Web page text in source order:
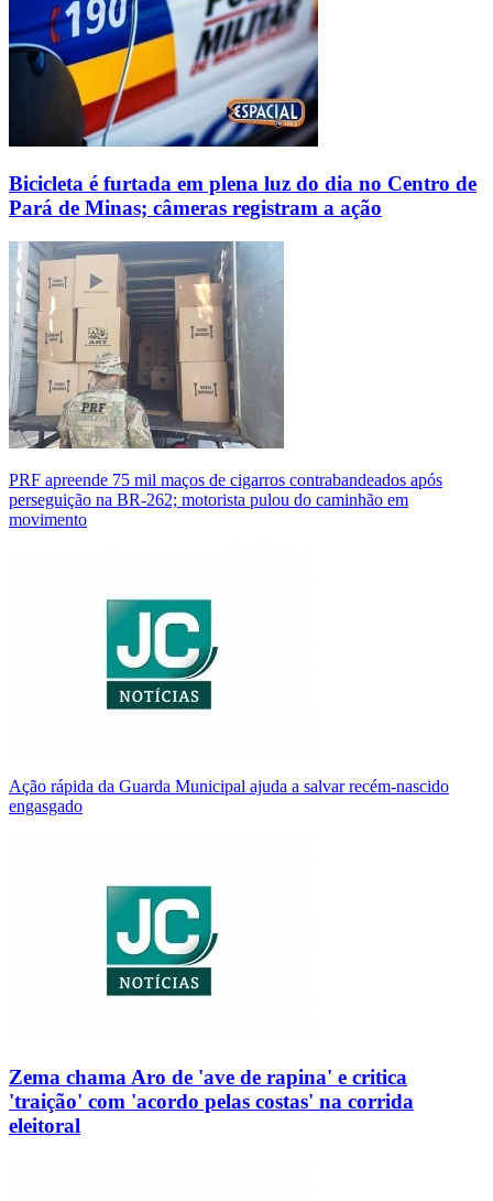
Bicicleta é furtada em plena luz do dia no Centro de
Pará de Minas; câmeras registram a ação
PRF apreende 75 mil maços de cigarros contrabandeados após
perseguição na BR-262; motorista pulou do caminhão em
movimento
Ação rápida da Guarda Municipal ajuda a salvar recém-nascido
engasgado
Zema chama Aro de 'ave de rapina' e critica
'traição' com 'acordo pelas costas' na corrida
eleitoral